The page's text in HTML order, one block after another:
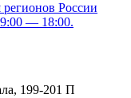
регионов России
— 18:00.
199-201 П